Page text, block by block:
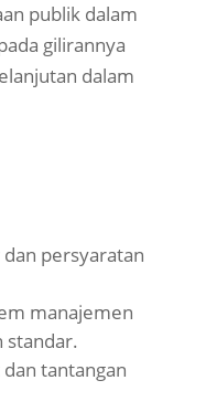
publik dalam
gilirannya
dalam
persyaratan
manajemen
standar.
tantangan